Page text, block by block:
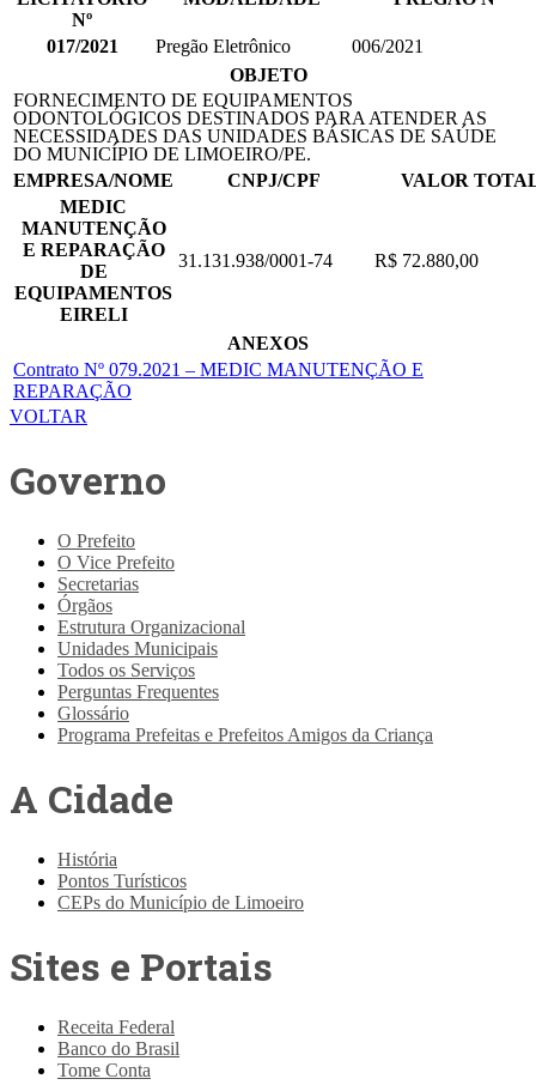
Nº
017/2021 Pregão Eletrônico
006/2021
OBJETO
FORNECIMENTO DE EQUIPAMENTOS
ODONTOLÓGICOS DESTINADOS PARA ATENDER AS
NECESSIDADES DAS UNIDADES BÁSICAS DE SAÚDE
DO MUNICÍPIO DE LIMOEIRO/PE.
EMPRESA/NOME
CNPJ/CPF
VALOR
MEDIC
MANUTENÇÃO
E REPARAÇÃO
DE
EQUIPAMENTOS
EIRELI
31.131.938/0001-74 R$ 72.880,00
ANEXOS
Contrato Nº 079.2021 – MEDIC MANUTENÇÃO E
REPARAÇÃO
VOLTAR
Governo
O Prefeito
O Vice Prefeito
Secretarias
Órgãos
Estrutura Organizacional
Unidades Municipais
Todos os Serviços
Perguntas Frequentes
Glossário
Programa Prefeitas e Prefeitos Amigos da Criança
A Cidade
História
Pontos Turísticos
CEPs do Município de Limoeiro
Sites e Portais
Receita Federal
Banco do Brasil
Tome Conta